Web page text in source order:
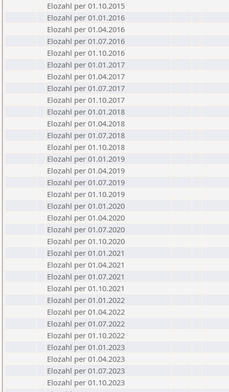
Elozahl per 01.10.2015
Elozahl per 01.01.2016
Elozahl per 01.04.2016
Elozahl per 01.07.2016
Elozahl per 01.10.2016
Elozahl per 01.01.2017
Elozahl per 01.04.2017
Elozahl per 01.07.2017
Elozahl per 01.10.2017
Elozahl per 01.01.2018
Elozahl per 01.04.2018
Elozahl per 01.07.2018
Elozahl per 01.10.2018
Elozahl per 01.01.2019
Elozahl per 01.04.2019
Elozahl per 01.07.2019
Elozahl per 01.10.2019
Elozahl per 01.01.2020
Elozahl per 01.04.2020
Elozahl per 01.07.2020
Elozahl per 01.10.2020
Elozahl per 01.01.2021
Elozahl per 01.04.2021
Elozahl per 01.07.2021
Elozahl per 01.10.2021
Elozahl per 01.01.2022
Elozahl per 01.04.2022
Elozahl per 01.07.2022
Elozahl per 01.10.2022
Elozahl per 01.01.2023
Elozahl per 01.04.2023
Elozahl per 01.07.2023
Elozahl per 01.10.2023